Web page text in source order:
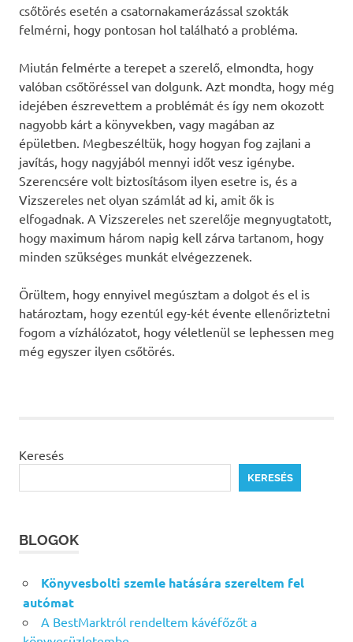
csőtörés esetén a csatornakamerázással szokták
felmérni, hogy pontosan hol található a probléma.
Miután felmérte a terepet a szerelő, elmondta, hogy
valóban csőtöréssel van dolgunk. Azt mondta, hogy még
idejében észrevettem a problémát és így nem okozott
nagyobb kárt a könyvekben, vagy magában az
épületben. Megbeszéltük, hogy hogyan fog zajlani a
javítás, hogy nagyjából mennyi időt vesz igénybe.
Szerencsére volt biztosításom ilyen esetre is, és a
Vizszereles net olyan számlát ad ki, amit ők is
elfogadnak. A Vizszereles net szerelője megnyugtatott,
hogy maximum három napig kell zárva tartanom, hogy
minden szükséges munkát elvégezzenek.
Örültem, hogy ennyivel megúsztam a dolgot és el is
határoztam, hogy ezentúl egy-két évente ellenőriztetni
fogom a vízhálózatot, hogy véletlenül se lephessen meg
még egyszer ilyen csőtörés.
Keresés
KERESÉS
BLOGOK
Könyvesbolti szemle hatására szereltem fel
autómat
A BestMarktról rendeltem kávéfőzőt a